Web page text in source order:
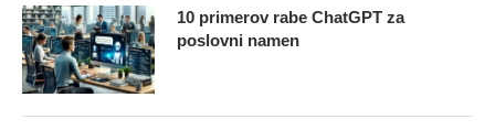
10 primerov rabe ChatGPT za
poslovni namen